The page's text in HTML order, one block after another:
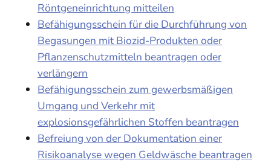
Röntgeneinrichtung mitteilen
Befähigungsschein für die Durchführung von
Begasungen mit Biozid-Produkten oder
Pflanzenschutzmitteln beantragen oder
verlängern
Befähigungsschein zum gewerbsmäßigen
Umgang und Verkehr mit
explosionsgefährlichen Stoffen beantragen
Befreiung von der Dokumentation einer
Risikoanalyse wegen Geldwäsche beantragen